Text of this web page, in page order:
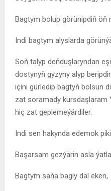
Bagtym bolup görünipdiň öň
Indi bagtym alyslarda
Soň talyp deňduşlaryndan
dostynyň gyzyny alyp
içini gürledip bagtyň bolsun
zat soramady kursdaşlaram
hiç zat geplemeýärdiler.
Indi sen hakynda edemok
Başarsam gezýärin asla
Bagtym saňa bagly däl eken,